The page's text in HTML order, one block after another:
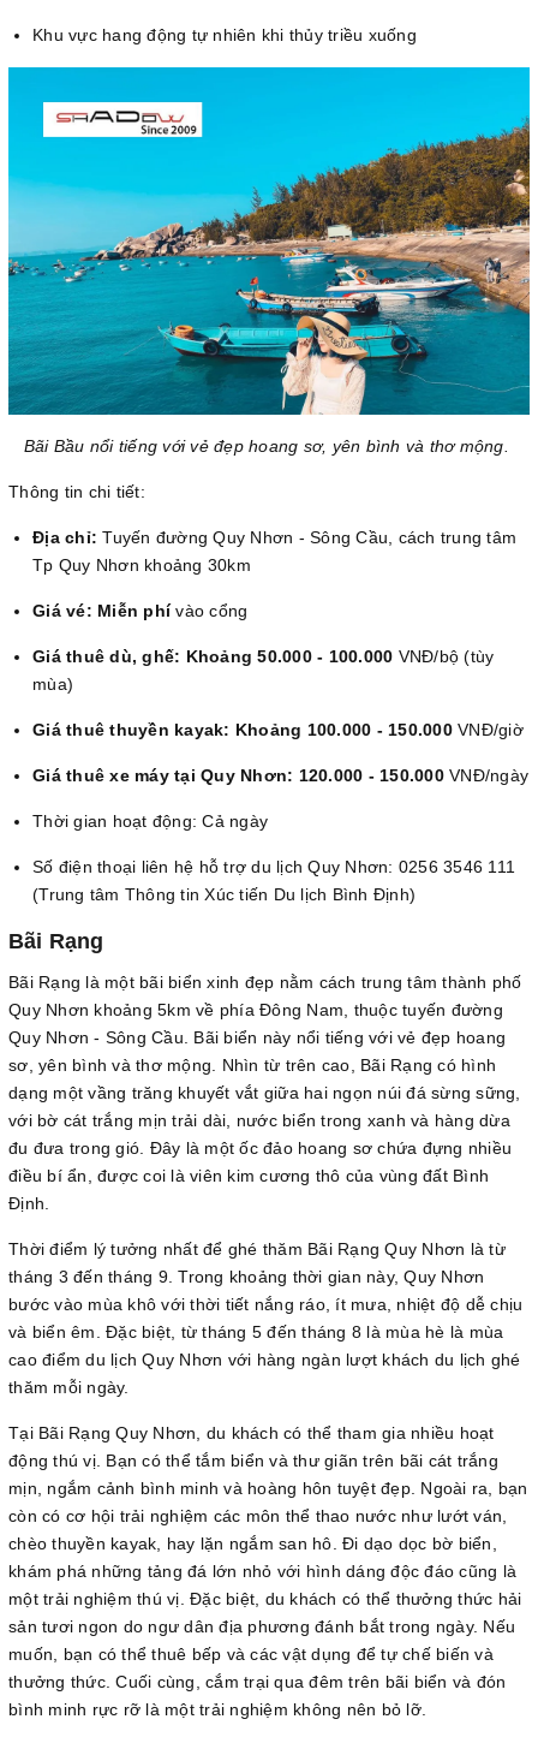
Khu vực hang động tự nhiên khi thủy triều xuống
Bãi Bầu nổi tiếng với vẻ đẹp hoang sơ, yên bình và thơ mộng.
Thông tin chi tiết:
Địa chỉ: Tuyến đường Quy Nhơn - Sông Cầu, cách trung tâm
Tp Quy Nhơn khoảng 30km
Giá vé: Miễn phívào cổng
Giá thuê dù, ghế: Khoảng 50.000 - 100.000 VNĐ/bộ (tùy
mùa)
Giá thuê thuyền kayak: Khoảng 100.000 - 150.000 VNĐ/giờ
Giá thuê xe máy tại Quy Nhơn: 120.000 - 150.000 VNĐ/ngày
Thời gian hoạt động: Cả ngày
Số điện thoại liên hệ hỗ trợ du lịch Quy Nhơn: 0256 3546 111
(Trung tâm Thông tin Xúc tiến Du lịch Bình Định)
Bãi Rạng
Bãi Rạng là một bãi biển xinh đẹp nằm cách trung tâm thành phố
Quy Nhơn khoảng 5km về phía Đông Nam, thuộc tuyến đường
Quy Nhơn - Sông Cầu. Bãi biển này nổi tiếng với vẻ đẹp hoang
sơ, yên bình và thơ mộng. Nhìn từ trên cao, Bãi Rạng có hình
dạng một vầng trăng khuyết vắt giữa hai ngọn núi đá sừng sững,
với bờ cát trắng mịn trải dài, nước biển trong xanh và hàng dừa
đu đưa trong gió. Đây là một ốc đảo hoang sơ chứa đựng nhiều
điều bí ẩn, được coi là viên kim cương thô của vùng đất Bình
Định.
Thời điểm lý tưởng nhất để ghé thăm Bãi Rạng Quy Nhơn là từ
tháng 3 đến tháng 9. Trong khoảng thời gian này, Quy Nhơn
bước vào mùa khô với thời tiết nắng ráo, ít mưa, nhiệt độ dễ chịu
và biển êm. Đặc biệt, từ tháng 5 đến tháng 8 là mùa hè là mùa
cao điểm du lịch Quy Nhơn với hàng ngàn lượt khách du lịch ghé
thăm mỗi ngày.
Tại Bãi Rạng Quy Nhơn, du khách có thể tham gia nhiều hoạt
động thú vị. Bạn có thể tắm biển và thư giãn trên bãi cát trắng
mịn, ngắm cảnh bình minh và hoàng hôn tuyệt đẹp. Ngoài ra, bạn
còn có cơ hội trải nghiệm các môn thể thao nước như lướt ván,
chèo thuyền kayak, hay lặn ngắm san hô. Đi dạo dọc bờ biển,
khám phá những tảng đá lớn nhỏ với hình dáng độc đáo cũng là
một trải nghiệm thú vị. Đặc biệt, du khách có thể thưởng thức hải
sản tươi ngon do ngư dân địa phương đánh bắt trong ngày. Nếu
muốn, bạn có thể thuê bếp và các vật dụng để tự chế biến và
thưởng thức. Cuối cùng, cắm trại qua đêm trên bãi biển và đón
bình minh rực rỡ là một trải nghiệm không nên bỏ lỡ.